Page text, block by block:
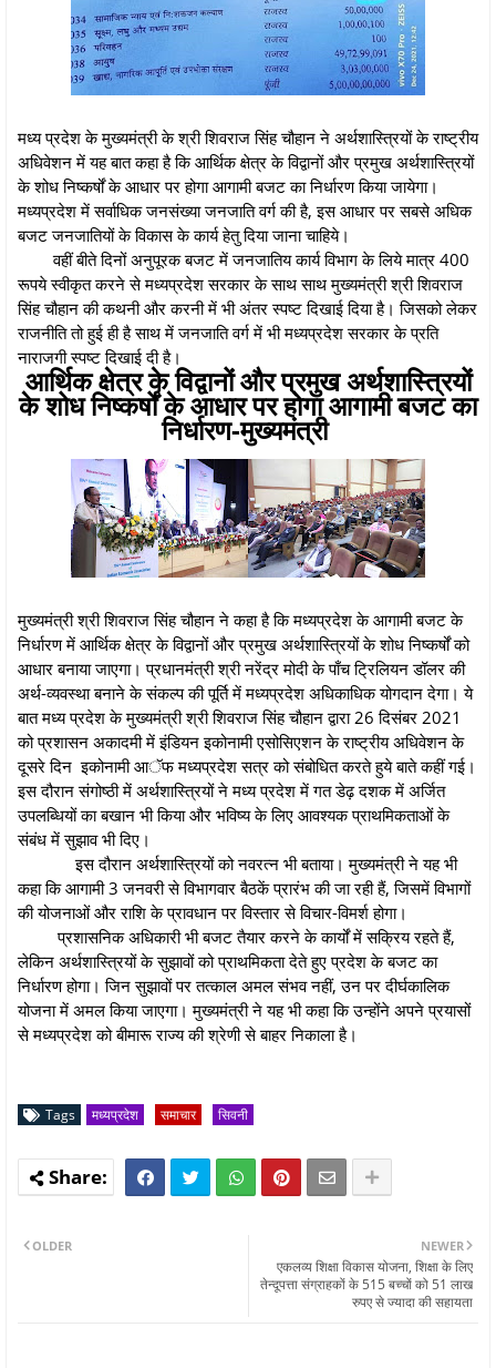
मध्य प्रदेश के मुख्यमंत्री के श्री शिवराज सिंह चौहान ने अर्थशास्त्रियों के राष्ट्रीय
अधिवेशन में यह बात कहा है कि आर्थिक क्षेत्र के विद्वानों और प्रमुख अर्थशास्त्रियों
के शोध निष्कर्षों के आधार पर होगा आगामी बजट का निर्धारण किया जायेगा।
मध्यप्रदेश में सर्वाधिक जनसंख्या जनजाति वर्ग की है, इस आधार पर सबसे अधिक
बजट जनजातियों के विकास के कार्य हेतु दिया जाना चाहिये।
वहीं बीते दिनों अनुपूरक बजट में जनजातिय कार्य विभाग के लिये मात्र 400
रूपये स्वीकृत करने से मध्यप्रदेश सरकार के साथ साथ मुख्यमंत्री श्री शिवराज
सिंह चौहान की कथनी और करनी में भी अंतर स्पष्ट दिखाई दिया है। जिसको लेकर
राजनीति तो हुई ही है साथ में जनजाति वर्ग में भी मध्यप्रदेश सरकार के प्रति
नाराजगी स्पष्ट दिखाई दी है।
आर्थिक क्षेत्र के विद्वानों और प्रमुख अर्थशास्त्रियों
के शोध निष्कर्षों के आधार पर होगा आगामी बजट का
निर्धारण-मुख्यमंत्री
मुख्यमंत्री श्री शिवराज सिंह चौहान ने कहा है कि मध्यप्रदेश के आगामी बजट के
निर्धारण में आर्थिक क्षेत्र के विद्वानों और प्रमुख अर्थशास्त्रियों के शोध निष्कर्षों को
आधार बनाया जाएगा। प्रधानमंत्री श्री नरेंद्र मोदी के पाँच ट्रिलियन डॉलर की
अर्थ-व्यवस्था बनाने के संकल्प की पूर्ति में मध्यप्रदेश अधिकाधिक योगदान देगा। ये
बात मध्य प्रदेश के मुख्यमंत्री श्री शिवराज सिंह चौहान द्वारा 26 दिसंबर 2021
को प्रशासन अकादमी में इंडियन इकोनामी एसोसिएशन के राष्ट्रीय अधिवेशन के
दूसरे दिन इकोनामी आॅफ मध्यप्रदेश सत्र को संबोधित करते हुये बाते कहीं गई।
इस दौरान संगोष्ठी में अर्थशास्त्रियों ने मध्य प्रदेश में गत डेढ़ दशक में अर्जित
उपलब्धियों का बखान भी किया और भविष्य के लिए आवश्यक प्राथमिकताओं के
संबंध में सुझाव भी दिए।
इस दौरान अर्थशास्त्रियों को नवरत्न भी बताया। मुख्यमंत्री ने यह भी
कहा कि आगामी 3 जनवरी से विभागवार बैठकें प्रारंभ की जा रही हैं, जिसमें विभागों
की योजनाओं और राशि के प्रावधान पर विस्तार से विचार-विमर्श होगा।
प्रशासनिक अधिकारी भी बजट तैयार करने के कार्यों में सक्रिय रहते हैं,
लेकिन अर्थशास्त्रियों के सुझावों को प्राथमिकता देते हुए प्रदेश के बजट का
निर्धारण होगा। जिन सुझावों पर तत्काल अमल संभव नहीं, उन पर दीर्घकालिक
योजना में अमल किया जाएगा। मुख्यमंत्री ने यह भी कहा कि उन्होंने अपने प्रयासों
से मध्यप्रदेश को बीमारू राज्य की श्रेणी से बाहर निकाला है।
Tags मध्यप्रदेश समाचार सिवनी
NEWER
एकलव्य शिक्षा विकास योजना, शिक्षा के लिए
तेन्दूपत्ता संग्राहकों के 515 बच्चों को 51 लाख
रुपए से ज्यादा की सहायता
OLDER